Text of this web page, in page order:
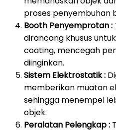
proses penyembuhan
Booth Penyemprotan :
dirancang khusus
coating, mencegah
diinginkan.
Sistem Elektrostatik :
memberikan muatan
sehingga menempel
objek.
Peralatan Pelengkap :